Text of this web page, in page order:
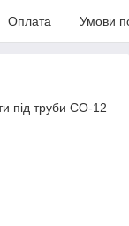
Оплата Умови
труби СО-12